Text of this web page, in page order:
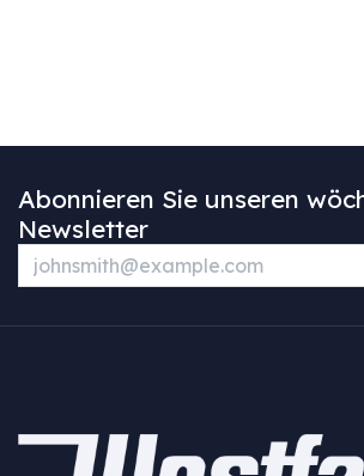
Abonnieren Sie unseren
Newsletter